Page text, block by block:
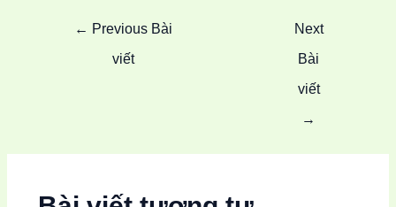
← Previous Bài
viết
Next
Bài
viết
→